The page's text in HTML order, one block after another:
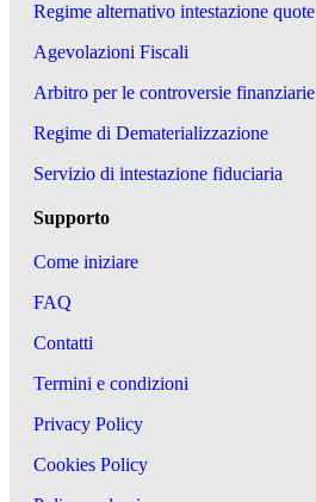
Regime alternativo intestazione quote
Agevolazioni Fiscali
Arbitro per le controversie finanziarie
Regime di Dematerializzazione
Servizio di intestazione fiduciaria
Supporto
Come iniziare
FAQ
Contatti
Termini e condizioni
Privacy Policy
Cookies Policy